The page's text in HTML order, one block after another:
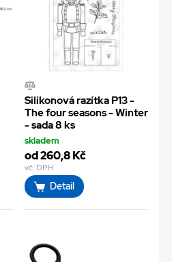
Silikonová razítka P13 -
The four seasons - Winter
- sada 8 ks
skladem
od 260,8 Kč
vč. DPH
Detail